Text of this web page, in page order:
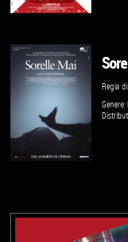
VAI ALLA SCHEDA
Regia
Genere: